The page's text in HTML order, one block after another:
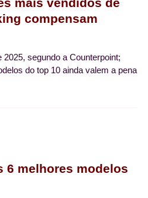
compensam
segundo a Counterpoint;
do top 10 ainda valem a pena
6 melhores modelos